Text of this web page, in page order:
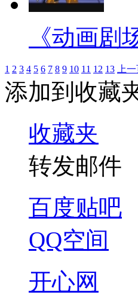
《动画剧
1 2 3 4 5 6 7 8 9 10 11 12 13 上一
添加到收藏
收藏夹
转发邮件
百度贴吧
QQ空间
开心网